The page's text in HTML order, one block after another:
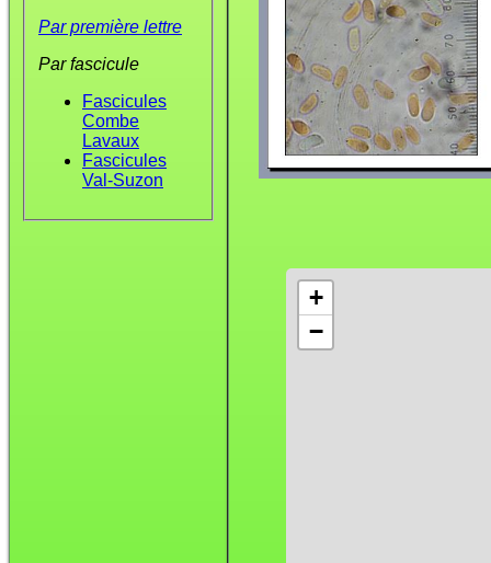
Par première lettre
Par fascicule
Fascicules
Combe
Lavaux
Fascicules
Val-Suzon
+
−